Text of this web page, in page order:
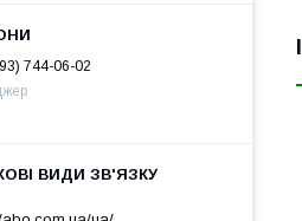
744-06-02